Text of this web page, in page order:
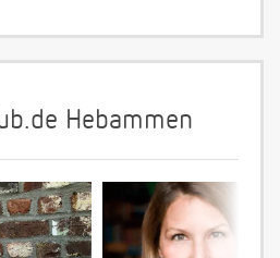
Hebammen